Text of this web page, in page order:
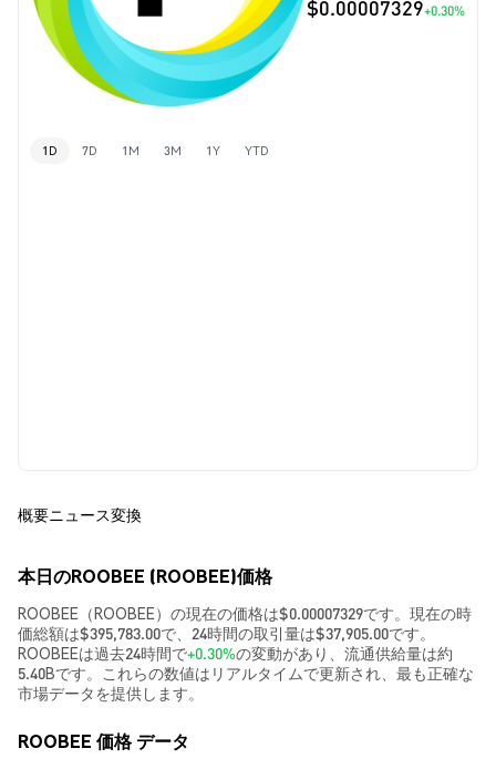
$0.00007329+0.30%
1D 7D 1M 3M 1Y YTD
概要ニュース変換
本日のROOBEE (ROOBEE)価格
ROOBEE（ROOBEE）の現在の価格は$0.00007329です。現在の時
価総額は$395,783.00で、24時間の取引量は$37,905.00です。
ROOBEEは過去24時間で+0.30%の変動があり、流通供給量は約
5.40Bです。これらの数値はリアルタイムで更新され、最も正確な
市場データを提供します。
ROOBEE 価格 データ